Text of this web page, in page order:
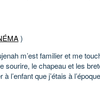
)
m’est familier et me
le chapeau et les
l’enfant que j’étais à